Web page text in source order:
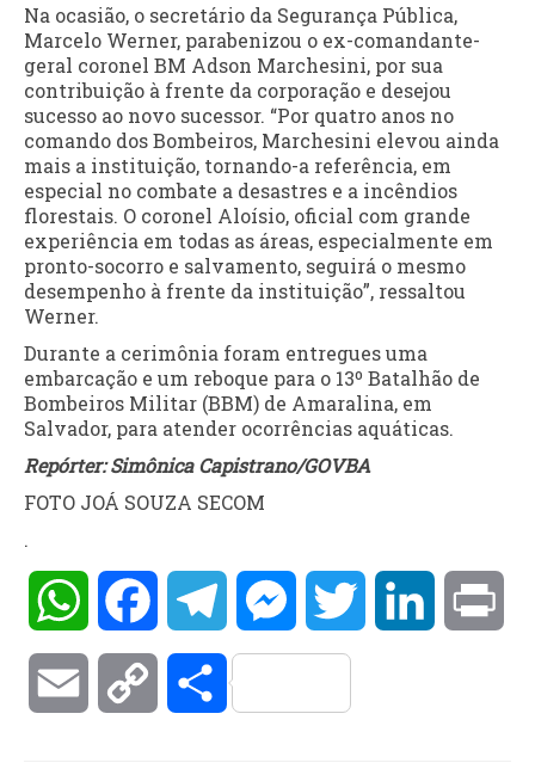
Na ocasião, o secretário da Segurança Pública,
Marcelo Werner, parabenizou o ex-comandante-
geral coronel BM Adson Marchesini, por sua
contribuição à frente da corporação e desejou
sucesso ao novo sucessor. “Por quatro anos no
comando dos Bombeiros, Marchesini elevou ainda
mais a instituição, tornando-a referência, em
especial no combate a desastres e a incêndios
florestais. O coronel Aloísio, oficial com grande
experiência em todas as áreas, especialmente em
pronto-socorro e salvamento, seguirá o mesmo
desempenho à frente da instituição”, ressaltou
Werner.
Durante a cerimônia foram entregues uma
embarcação e um reboque para o 13º Batalhão de
Bombeiros Militar (BBM) de Amaralina, em
Salvador, para atender ocorrências aquáticas.
Repórter: Simônica Capistrano/GOVBA
FOTO JOÁ SOUZA SECOM
.
WhatsAppFacebookTelegramMessengerTwitter LinkedIn
Email Copy Compartilhar